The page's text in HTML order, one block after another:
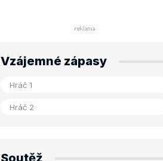
Vzájemné zápasy
Soutěž